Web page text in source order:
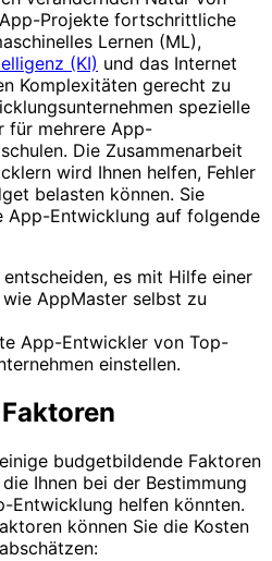
Projekte fortschrittliche
Lernen (ML),
(KI) und das Internet
Komplexitäten gerecht zu
spezielle
für mehrere App-
Die Zusammenarbeit
wird Ihnen helfen, Fehler
belasten können. Sie
App-Entwicklung auf folgende
es mit Hilfe einer
AppMaster selbst zu
App-Entwickler von Top-
einstellen.
budgetbildende Faktoren
Ihnen bei der Bestimmung
Entwicklung helfen könnten.
können Sie die Kosten